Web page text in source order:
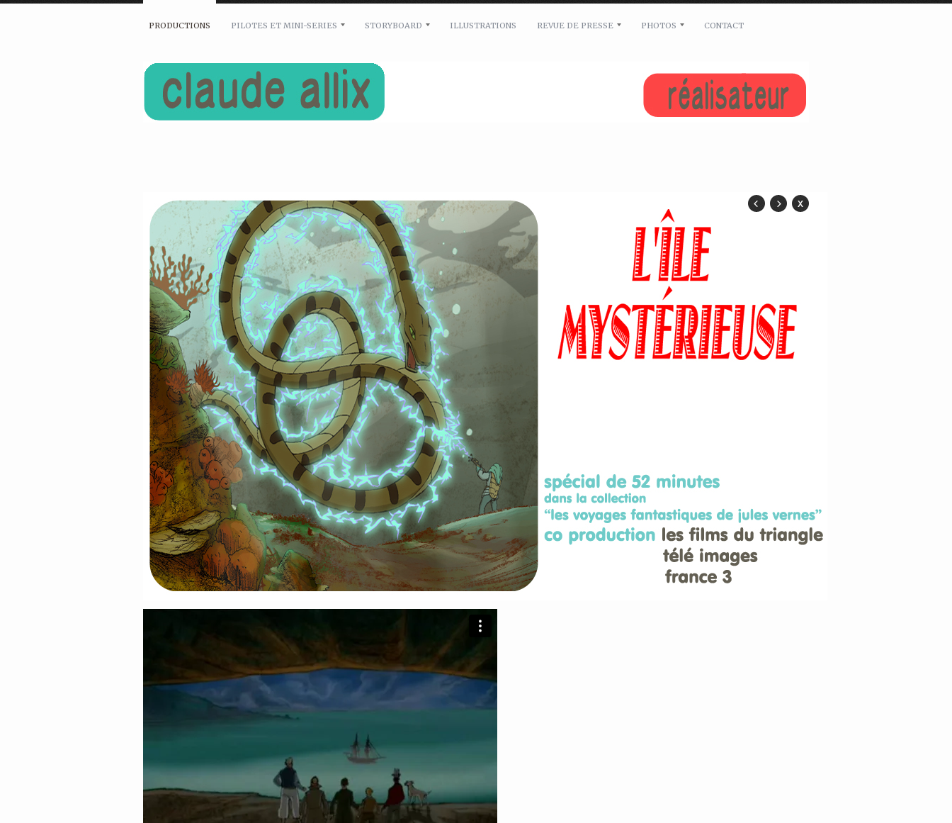
PRODUCTIONS PILOTES ET MINI-SERIES STORYBOARD ILLUSTRATIONS REVUE DE PRESSE PHOTOS CONTACT
L’ÎLE MYSTERIEUSE
CATEGORIES →
ADAPTATIONS
VIDEOS